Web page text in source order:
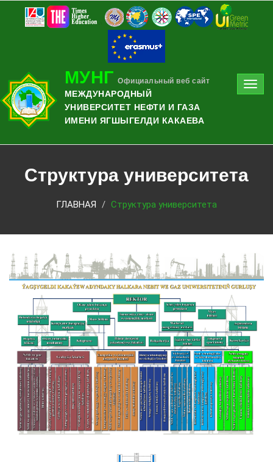
МУНГ Официальный веб сайт
МЕЖДУНАРОДНЫЙ
УНИВЕРСИТЕТ НЕФТИ И ГАЗА
ИМЕНИ ЯГШЫГЕЛДИ КАКАЕВА
Структура университета
ГЛАВНАЯ Структура университета